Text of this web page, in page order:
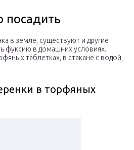
посадить
в земле, существуют и другие
фуксию в домашних условиях.
таблетках, в стакане с водой,
в торфяных